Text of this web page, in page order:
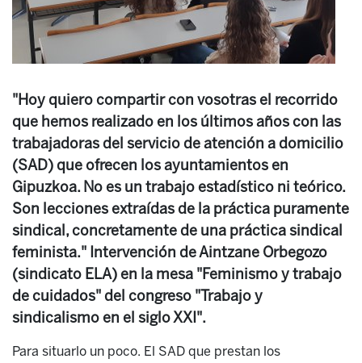
"Hoy quiero compartir con vosotras el recorrido
que hemos realizado en los últimos años con las
trabajadoras del servicio de atención a domicilio
(SAD) que ofrecen los ayuntamientos en
Gipuzkoa. No es un trabajo estadístico ni teórico.
Son lecciones extraídas de la práctica puramente
sindical, concretamente de una práctica sindical
feminista." Intervención de Aintzane Orbegozo
(sindicato ELA) en la mesa "Feminismo y trabajo
de cuidados" del congreso "Trabajo y
sindicalismo en el siglo XXI".
Para situarlo un poco. El SAD que prestan los